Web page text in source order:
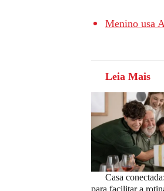
Menino usa
Leia Mais
Casa
para facilitar a